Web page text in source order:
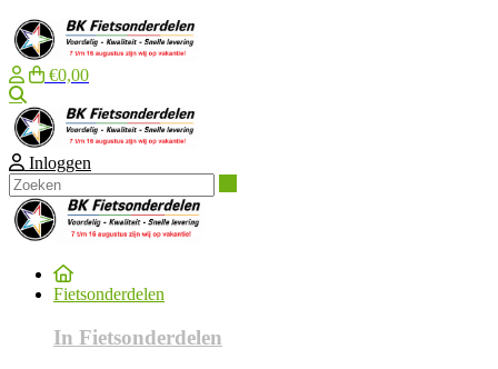
€0,00
Inloggen
Fietsonderdelen
In Fietsonderdelen